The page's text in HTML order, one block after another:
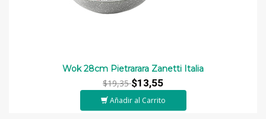
Wok 28cm Pietrarara Zanetti Italia
$19,35$13,55
Añadir al Carrito